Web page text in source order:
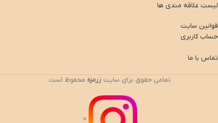
لیست علاقه مندی ها
قوانین سایت
حساب کاربری
تماس با ما
تمامی حقوق برای سایتزرمزه محفوظ است.
<